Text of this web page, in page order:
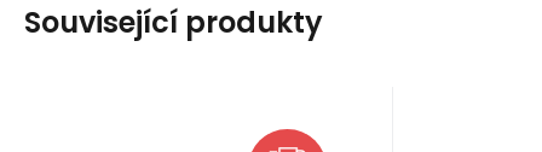
Související produkty
SCH144307
sch144307